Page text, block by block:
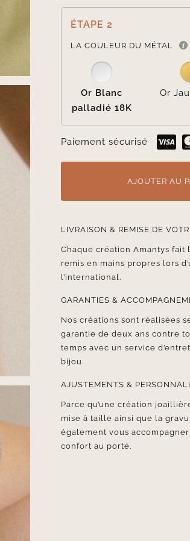
ÉTAPE 2
LA COULEUR DU MÉTAL
Or Blanc
palladié 18K
Or
Paiement sécurisé
AJOUTER AU
LIVRAISON & REMISE DE
Chaque création Amantys fait
remis en mains propres lors
l’international.
GARANTIES &
Nos créations sont réalisées
garantie de deux ans contre
temps avec un service
bijou.
AJUSTEMENTS &
Parce qu’une création
mise à taille ainsi que la
également vous
confort au porté.